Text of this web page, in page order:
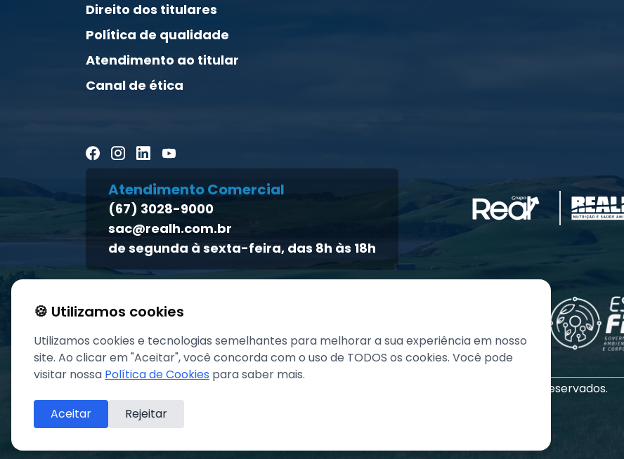
Direito dos titulares
Política de qualidade
Atendimento ao titular
Canal de ética
Atendimento Comercial
(67) 3028-9000
sac@realh.com.br
de segunda à sexta-feira, das 8h às 18h
Grupo REAL. Todos os direitos reservados.
🍪 Utilizamos cookies
Utilizamos cookies e tecnologias semelhantes para melhorar a sua experiência em nosso
site. Ao clicar em "Aceitar", você concorda com o uso de TODOS os cookies. Você pode
visitar nossa Política de Cookies para saber mais.
Aceitar Rejeitar